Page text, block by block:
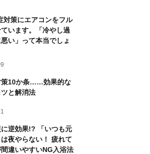
対策にエアコンをフル
います。「冷やし過
い」って本当でしょ
策10か条……効果的な
と解消法
逆効果!? 「いつも元
夜やらない！ 疲れて
違いやすいNG入浴法